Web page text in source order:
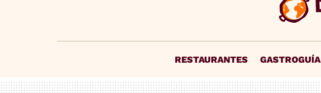
RESTAURANTES GASTROGUÍA